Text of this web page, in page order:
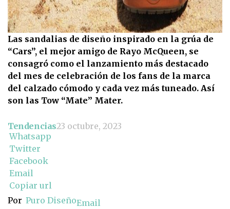
Las sandalias de diseño inspirado en la grúa de
“Cars”, el mejor amigo de Rayo McQueen, se
consagró como el lanzamiento más destacado
del mes de celebración de los fans de la marca
del calzado cómodo y cada vez más tuneado. Así
son las Tow “Mate” Mater.
Tendencias23 octubre, 2023
Whatsapp
Twitter
Facebook
Email
Copiar url
Por Puro DiseñoEmail